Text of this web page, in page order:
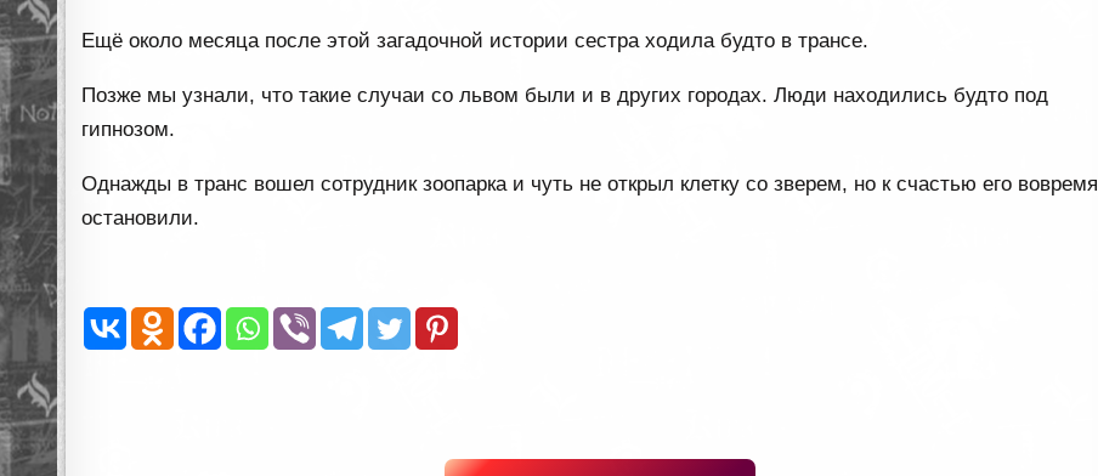
Ещё около месяца после этой загадочной истории сестра ходила будто в трансе.
Позже мы узнали, что такие случаи со львом были и в других городах. Люди находились будто под
гипнозом.
Однажды в транс вошел сотрудник зоопарка и чуть не открыл клетку со зверем, но к счастью его вовремя
остановили.